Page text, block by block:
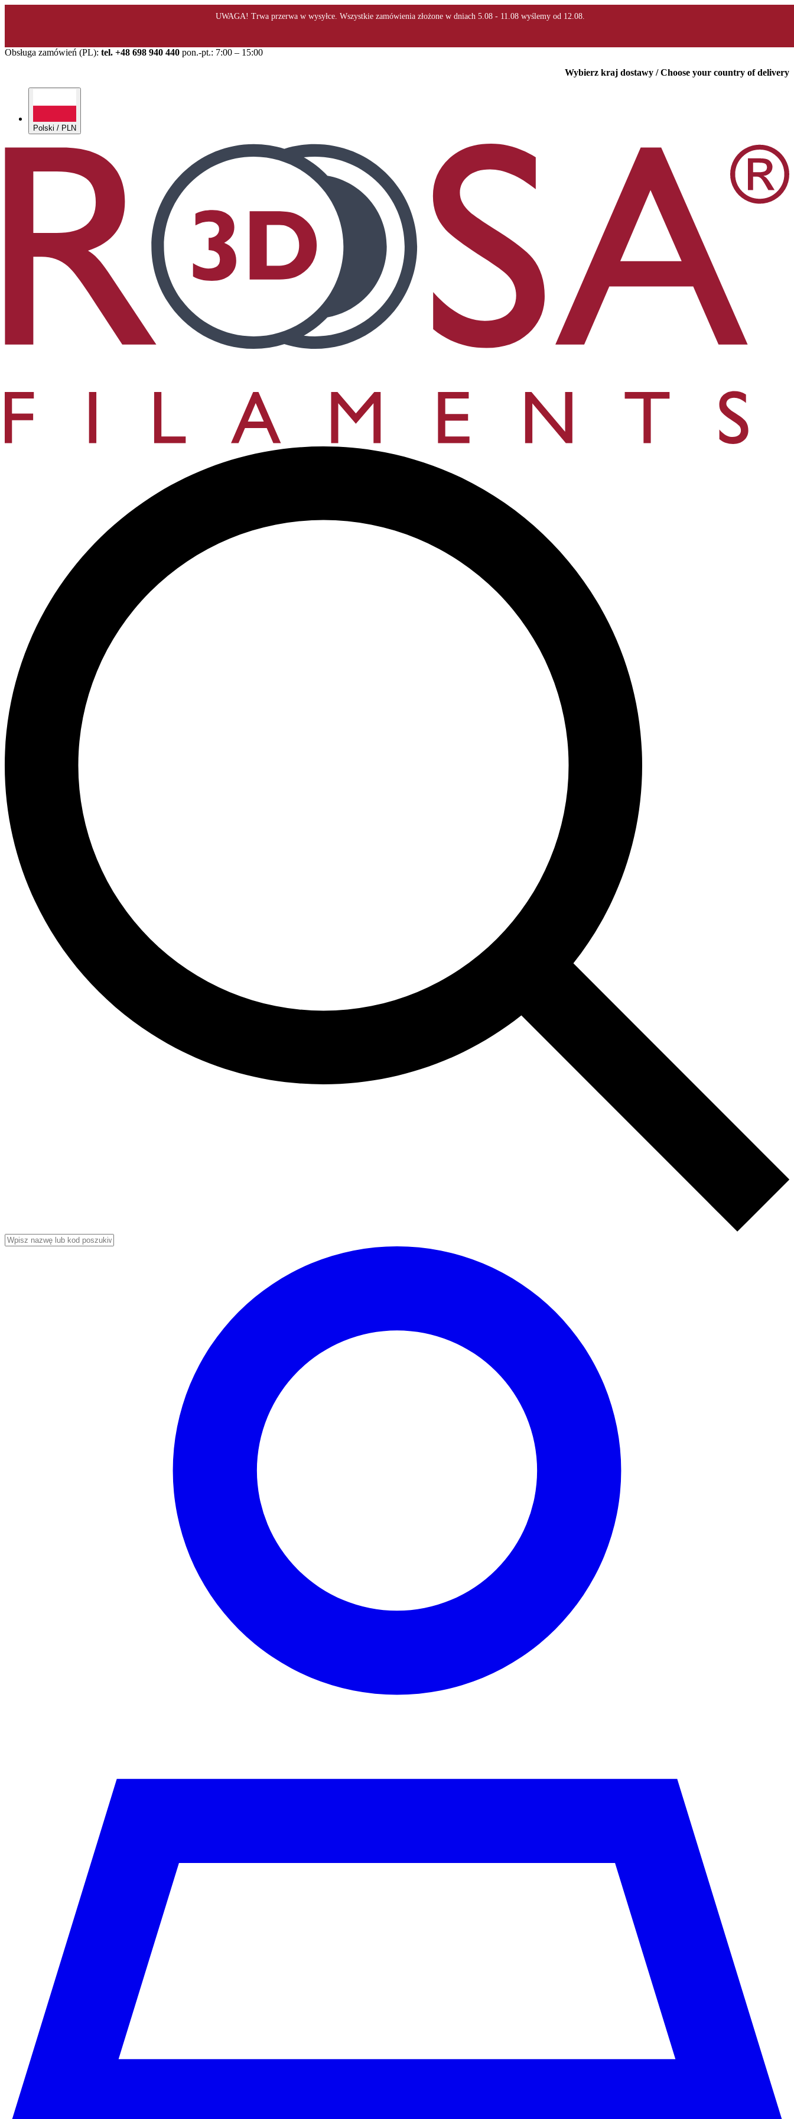
Obsługa zamówień (PL): tel. +48 698 940 440 pon.-pt.: 7:00 – 15:00
Wybierz kraj dostawy / Choose your country of delivery
Polski / PLN